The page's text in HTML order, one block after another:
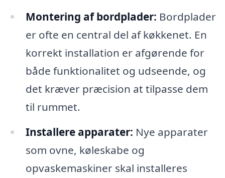
Montering af bordplader: Bordplader
er ofte en central del af køkkenet. En
korrekt installation er afgørende for
både funktionalitet og udseende, og
det kræver præcision at tilpasse dem
til rummet.
Installere apparater: Nye apparater
som ovne, køleskabe og
opvaskemaskiner skal installeres